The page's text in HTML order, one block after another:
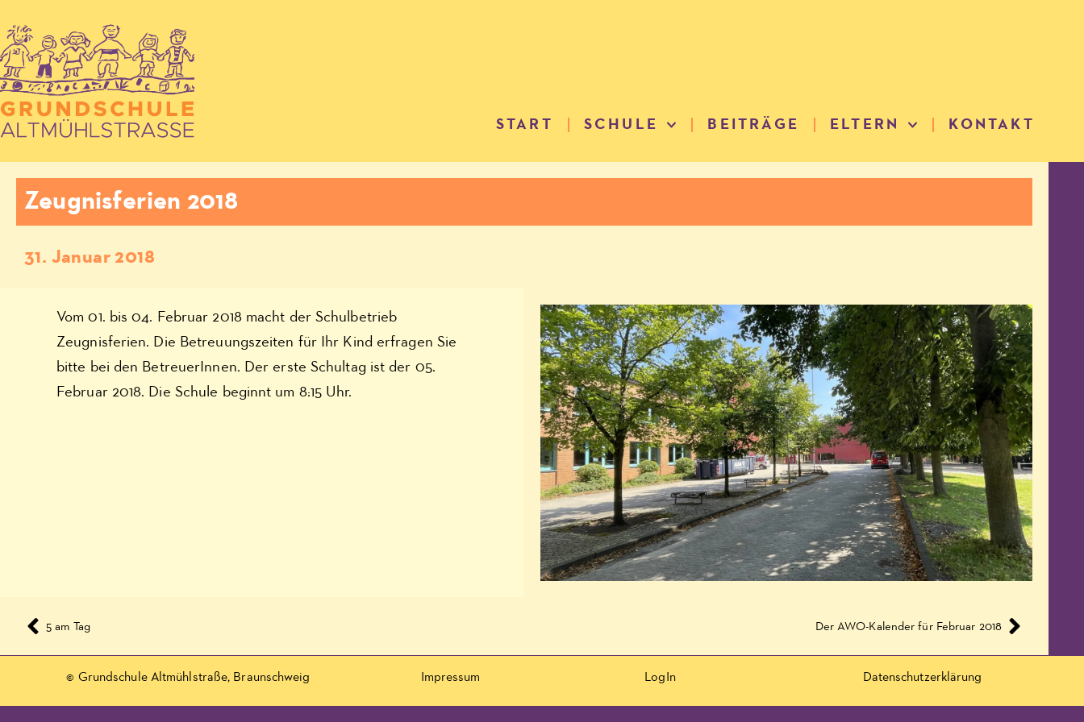
START SCHULE BEITRÄGE ELTERN KONTAKT
Zeugnisferien 2018
31. Januar 2018
Vom 01. bis 04. Februar 2018 macht der Schulbetrieb
Zeugnisferien. Die Betreuungszeiten für Ihr Kind erfragen Sie
bitte bei den BetreuerInnen. Der erste Schultag ist der 05.
Februar 2018. Die Schule beginnt um 8:15 Uhr.
5 am Tag Der AWO-Kalender für Februar 2018
© Grundschule Altmühlstraße, Braunschweig Impressum LogIn Datenschutzerklärung